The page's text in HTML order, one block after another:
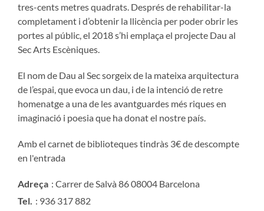
tres-cents metres quadrats. Després de rehabilitar-la
completament i d’obtenir la llicència per poder obrir les
portes al públic, el 2018 s’hi emplaça el projecte Dau al
Sec Arts Escèniques.
El nom de Dau al Sec sorgeix de la mateixa arquitectura
de l’espai, que evoca un dau, i de la intenció de retre
homenatge a una de les avantguardes més riques en
imaginació i poesia que ha donat el nostre país.
Amb el carnet de biblioteques tindràs 3€ de descompte
en l'entrada
Adreça : Carrer de Salvà 86 08004 Barcelona
Tel. : 936 317 882